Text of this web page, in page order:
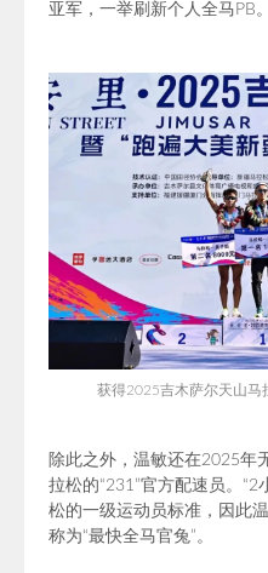
亚军，一举刷新个人全马PB。
获得2025吉木萨尔天山
除此之外，温敏还在2025年
拉松的“231”官方配速员。“2
松的一级运动员标准，因此
称为“最快全马官兔”。